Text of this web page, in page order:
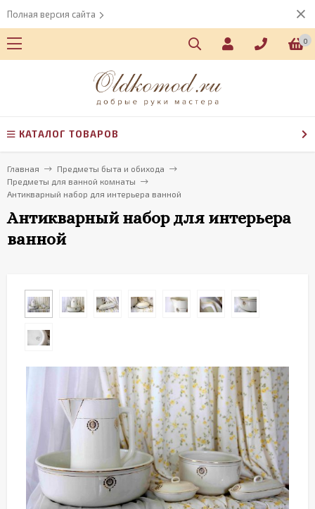
Полная версия сайта
0
КАТАЛОГ ТОВАРОВ
Главная
Предметы быта и обихода
Предметы для ванной комнаты
Антикварный набор для интерьера ванной
Антикварный набор для интерьера
ванной